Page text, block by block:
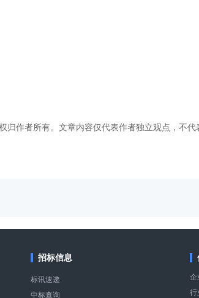
归作者所有。文章内容仅代表作者独立观点，不
招标信息
标讯速递
中标查询
企
行